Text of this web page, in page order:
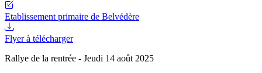
Etablissement primaire de Belvédère
Flyer à télécharger
Rallye de la rentrée - Jeudi 14 août 2025